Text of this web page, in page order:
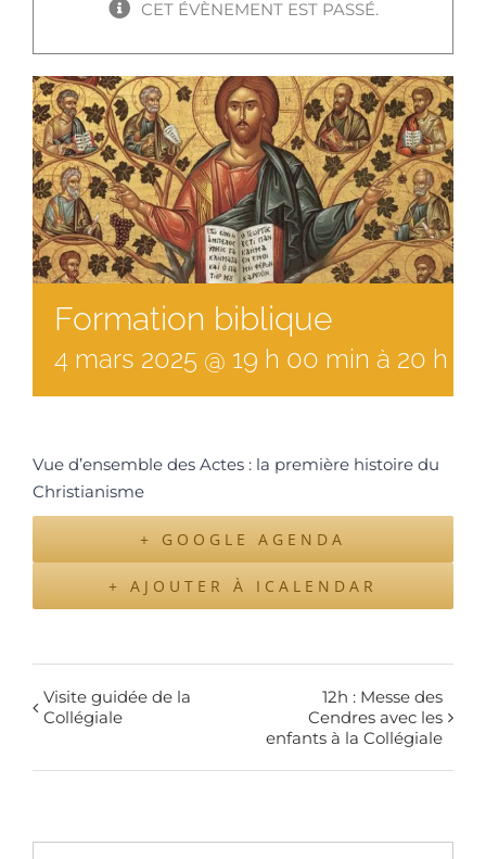
CET ÉVÈNEMENT EST PASSÉ.
Formation biblique
4 mars 2025 @ 19 h 00 min à 20 h
Vue d’ensemble des Actes : la première histoire du
Christianisme
+ GOOGLE AGENDA
+ AJOUTER À ICALENDAR
Visite guidée de la
Collégiale
12h : Messe des
Cendres avec les
enfants à la Collégiale